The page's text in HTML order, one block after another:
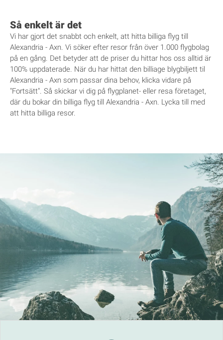
Så enkelt är det
Vi har gjort det snabbt och enkelt, att hitta billiga flyg till
Alexandria - Axn. Vi söker efter resor från över 1.000 flygbolag
på en gång. Det betyder att de priser du hittar hos oss alltid är
100% uppdaterade. När du har hittat den billiage blygbiljett til
Alexandria - Axn som passar dina behov, klicka vidare på
"Fortsätt". Så skickar vi dig på flygplanet- eller resa företaget,
där du bokar din billiga flyg till Alexandria - Axn. Lycka till med
att hitta billiga resor.